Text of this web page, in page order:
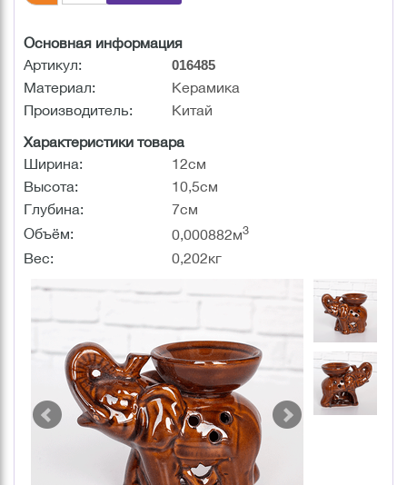
Основная информация
Артикул:
016485
Материал:
Керамика
Производитель:
Китай
Характеристики товара
Ширина:
12см
Высота:
10,5см
Глубина:
7см
Объём:
0,000882м3
Вес: 0,202кг